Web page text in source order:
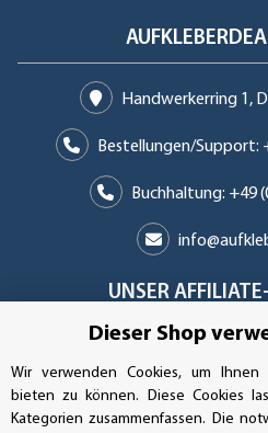
Handwerkerring 1,
Bestellungen/Support:
Buchhaltung: +49
UNSER
UNSERE
Dieser Shop
Wir verwenden Cookies, um Ihnen
bieten zu können. Diese Cookies
Kategorien zusammenfassen. Die